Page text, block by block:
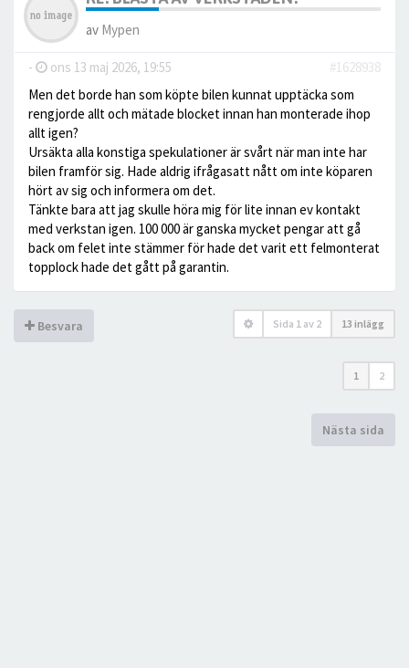
av Mypen
- ons 13 maj 2026, 19:55
#1628938
Men det borde han som köpte bilen kunnat upptäcka som
rengjorde allt och mätade blocket innan han monterade ihop
allt igen?
Ursäkta alla konstiga spekulationer är svårt när man inte har
bilen framför sig. Hade aldrig ifrågasatt nått om inte köparen
hört av sig och informera om det.
Tänkte bara att jag skulle höra mig för lite innan ev kontakt
med verkstan igen. 100 000 är ganska mycket pengar att gå
back om felet inte stämmer för hade det varit ett felmonterat
topplock hade det gått på garantin.
Besvara Sida 1 av 2 13 inlägg
1 2
Nästa sida